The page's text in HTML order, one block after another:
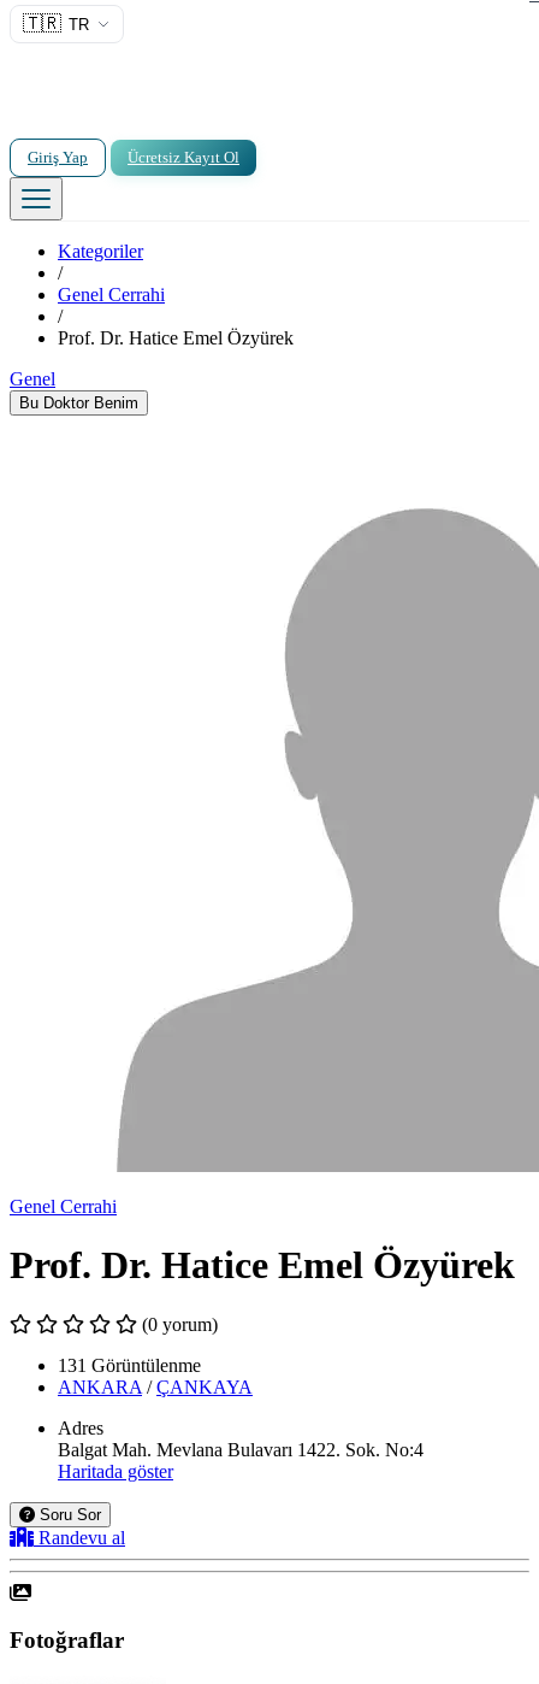
🇹🇷 TR
Giriş Yap Ücretsiz Kayıt Ol
Kategoriler
/
Genel Cerrahi
/
Prof. Dr. Hatice Emel Özyürek
Genel
Bu Doktor Benim
Genel Cerrahi
Prof. Dr. Hatice Emel Özyürek
(0 yorum)
131 Görüntülenme
ANKARA /ÇANKAYA
Adres
Balgat Mah. Mevlana Bulavarı 1422. Sok. No:4
Haritada göster
Soru Sor
Randevu al
Fotoğraflar